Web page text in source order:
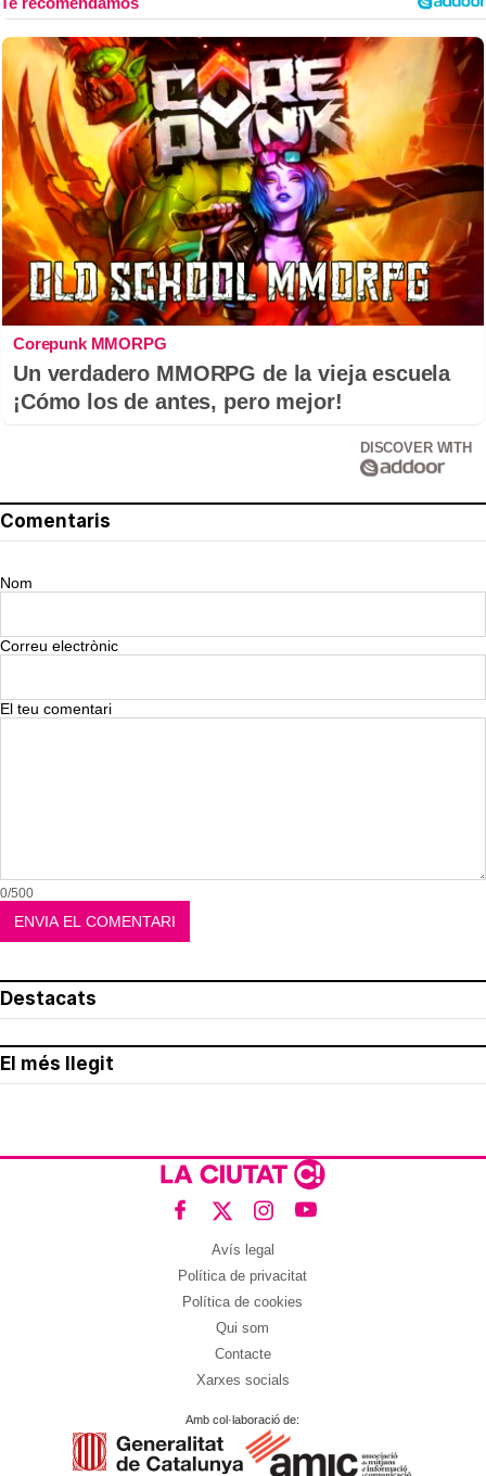
Corepunk MMORPG
Un verdadero MMORPG de la vieja escuela
¡Cómo los de antes, pero mejor!
DISCOVER WITH
Comentaris
Nom
Correu electrònic
El teu comentari
0/500
Destacats
El més llegit
Avís legal
Política de privacitat
Política de cookies
Qui som
Contacte
Xarxes socials
Amb col·laboració de: